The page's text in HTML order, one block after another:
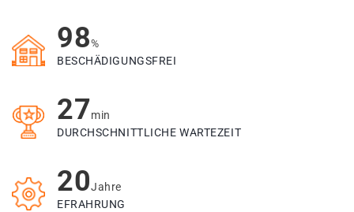
98%
BESCHÄDIGUNGSFREI
27min
DURCHSCHNITTLICHE WARTEZEIT
20Jahre
EFRAHRUNG